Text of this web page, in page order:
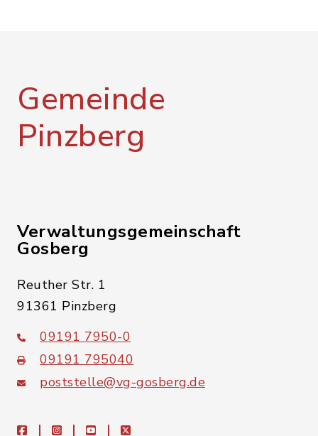
Gemeinde
Pinzberg
Verwaltungsgemeinschaft
Gosberg
Reuther Str. 1
91361 Pinzberg
09191 7950-0
09191 795040
poststelle@vg-gosberg.de
facebookinstagramyoutubeX